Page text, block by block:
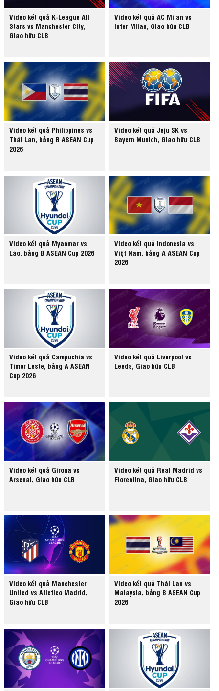
Video kết quả K-League All
Stars vs Manchester City,
Giao hữu CLB
Video kết quả AC Milan vs
Inter Milan, Giao hữu CLB
Video kết quả Philippines vs
Thái Lan, bảng B ASEAN Cup
2026
Video kết quả Jeju SK vs
Bayern Munich, Giao hữu CLB
Video kết quả Myanmar vs
Lào, bảng B ASEAN Cup 2026
Video kết quả Indonesia vs
Việt Nam, bảng A ASEAN Cup
2026
Video kết quả Campuchia vs
Timor Leste, bảng A ASEAN
Cup 2026
Video kết quả Liverpool vs
Leeds, Giao hữu CLB
Video kết quả Girona vs
Arsenal, Giao hữu CLB
Video kết quả Real Madrid vs
Fiorentina, Giao hữu CLB
Video kết quả Manchester
United vs Atletico Madrid,
Giao hữu CLB
Video kết quả Thái Lan vs
Malaysia, bảng B ASEAN Cup
2026